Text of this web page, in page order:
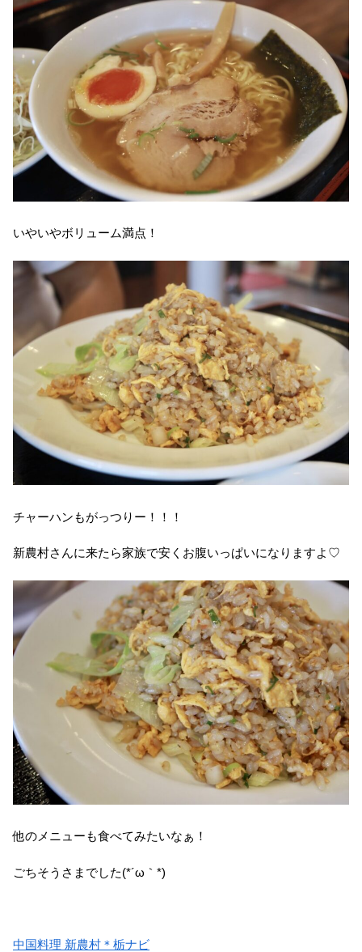
いやいやボリューム満点！
チャーハンもがっつりー！！！
新農村さんに来たら家族で安くお腹いっぱいになりますよ♡
他のメニューも食べてみたいなぁ！
ごちそうさまでした(*´ω｀*)
中国料理 新農村＊栃ナビ